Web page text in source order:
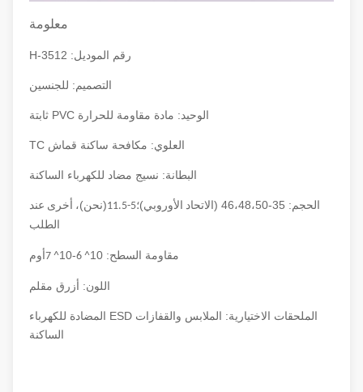
معلومة
رقم الموديل: H-3512
التصميم: للجنسين
الوحيد: مادة مقاومة للحرارة PVC ثابتة
العلوي: مكافحة ساكنة قماش TC
البطانة: نسيج مضاد للكهرباء الساكنة
الحجم: 35-46،48،50 ( الاتحاد الأوروبي)؛5-11.5 (نحن)، أخرى عند
الطلب
مقاومة السطح: 10 ^ 6
-10
^ 7 أوم
اللون: أزرق مقلم
الملحقات الاختيارية: الملابس والقفازات ESD المضادة للكهرباء
الساكنة